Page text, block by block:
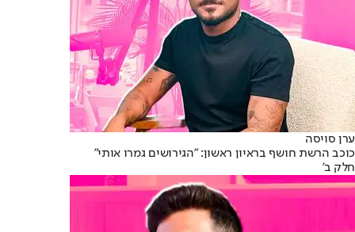
ערן סויסה
כוכב הרשת חושף בראיון ראשון: "הגירושים גמרו אותי"
חלק ב'